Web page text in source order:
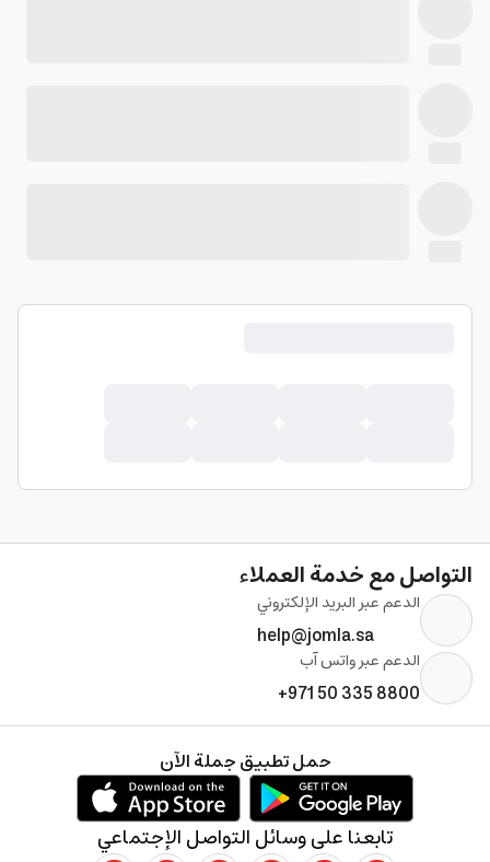
التواصل مع خدمة العملاء
الدعم عبر البريد الإلكتروني
help@jomla.sa
الدعم عبر واتس آب
+971 50 335 8800
تابعنا على وسائل التواصل الإجتماعي
حمل تطبيق جملة الآن